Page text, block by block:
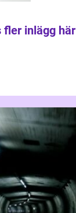
fler inlägg här